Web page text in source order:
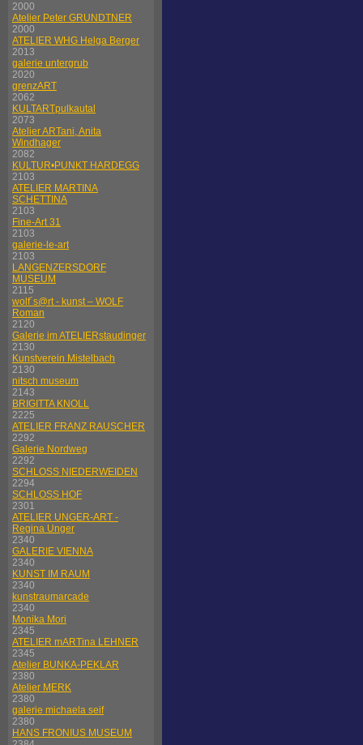
2000
Atelier Peter GRUNDTNER
2000
ATELIER WHG Helga Berger
2013
galerie untergrub
2020
grenzART
2062
KULTARTpulkautal
2073
Atelier ARTani, Anita
Windhager
2082
KULTUR•PUNKT HARDEGG
2103
ATELIER MARTINA
SCHETTINA
2103
Fine-Art 31
2103
galerie-le-art
2103
LANGENZERSDORF
MUSEUM
2115
wolf´s@rt - kunst – WOLF
Roman
2120
Galerie im ATELIERstaudinger
2130
Kunstverein Mistelbach
2130
nitsch museum
2143
BRIGITTA KNOLL
2225
ATELIER FRANZ RAUSCHER
2292
Galerie Nordweg
2292
SCHLOSS NIEDERWEIDEN
2294
SCHLOSS HOF
2301
ATELIER UNGER-ART -
Regina Unger
2340
GALERIE VIENNA
2340
KUNST IM RAUM
2340
kunstraumarcade
2340
Monika Mori
2345
ATELIER mARTina LEHNER
2345
Atelier BUNKA-PEKLAR
2380
Atelier MERK
2380
galerie michaela seif
2380
HANS FRONIUS MUSEUM